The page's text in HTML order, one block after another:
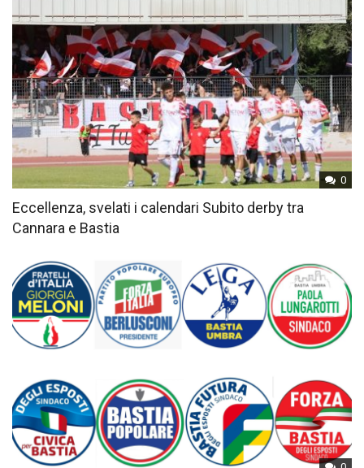
0
Eccellenza, svelati i calendari Subito derby tra
Cannara e Bastia